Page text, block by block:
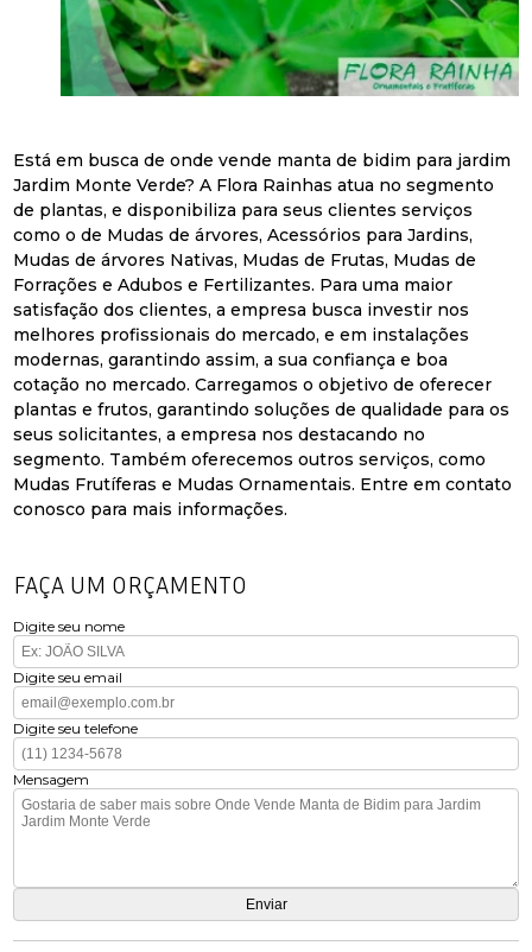
Está em busca de onde vende manta de bidim para jardim
Jardim Monte Verde? A Flora Rainhas atua no segmento
de plantas, e disponibiliza para seus clientes serviços
como o de Mudas de árvores, Acessórios para Jardins,
Mudas de árvores Nativas, Mudas de Frutas, Mudas de
Forrações e Adubos e Fertilizantes. Para uma maior
satisfação dos clientes, a empresa busca investir nos
melhores profissionais do mercado, e em instalações
modernas, garantindo assim, a sua confiança e boa
cotação no mercado. Carregamos o objetivo de oferecer
plantas e frutos, garantindo soluções de qualidade para os
seus solicitantes, a empresa nos destacando no
segmento. Também oferecemos outros serviços, como
Mudas Frutíferas e Mudas Ornamentais. Entre em contato
conosco para mais informações.
FAÇA UM ORÇAMENTO
Digite seu nome
Digite seu email
Digite seu telefone
Mensagem